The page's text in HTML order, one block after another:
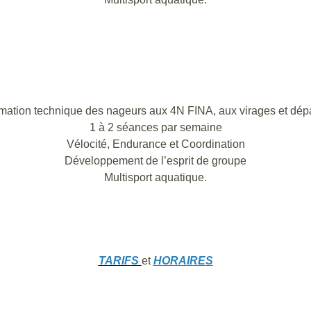
technique des nageurs aux 4N FINA, aux virages et
1 à 2 séances par semaine
Vélocité, Endurance et Coordination
Développement de l’esprit de groupe
Multisport aquatique.
TARIFS etHORAIRES